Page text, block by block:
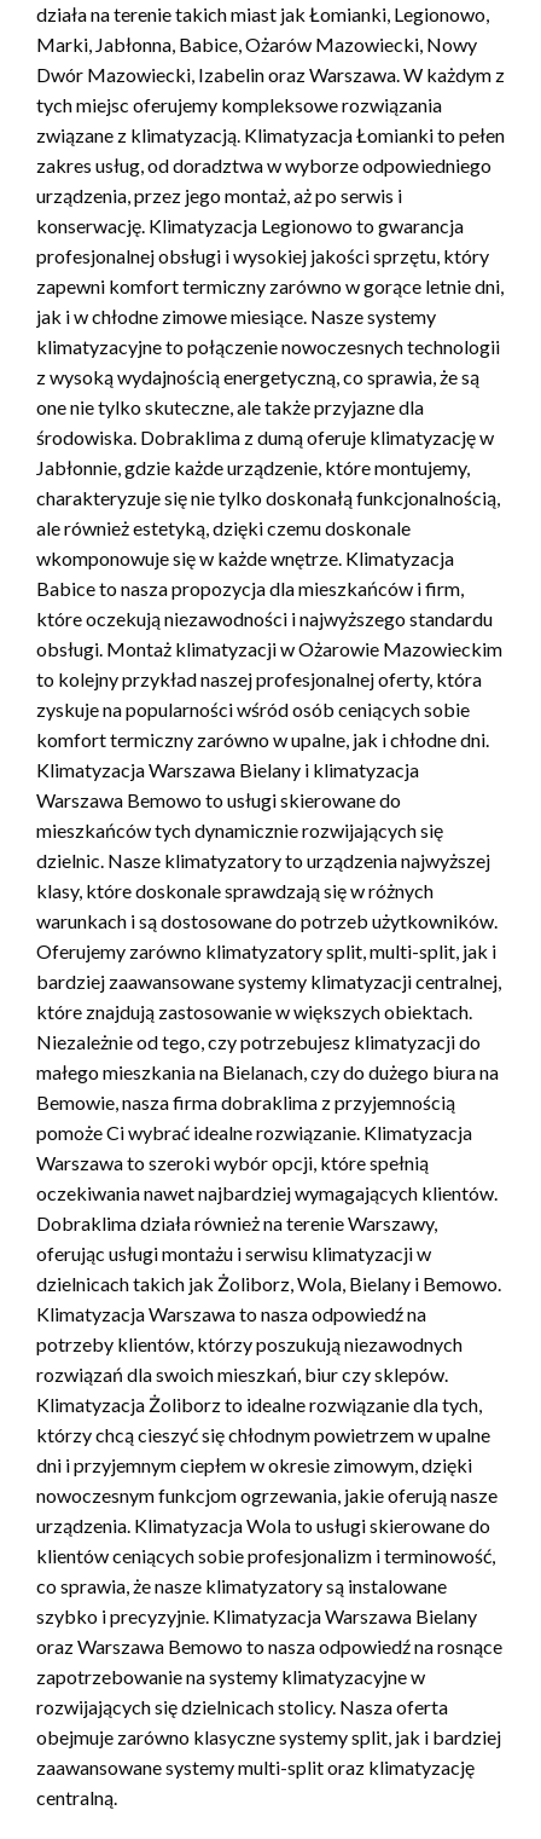
działa na terenie takich miast jak Łomianki, Legionowo,
Marki, Jabłonna, Babice, Ożarów Mazowiecki, Nowy
Dwór Mazowiecki, Izabelin oraz Warszawa. W każdym z
tych miejsc oferujemy kompleksowe rozwiązania
związane z klimatyzacją. Klimatyzacja Łomianki to pełen
zakres usług, od doradztwa w wyborze odpowiedniego
urządzenia, przez jego montaż, aż po serwis i
konserwację. Klimatyzacja Legionowo to gwarancja
profesjonalnej obsługi i wysokiej jakości sprzętu, który
zapewni komfort termiczny zarówno w gorące letnie dni,
jak i w chłodne zimowe miesiące. Nasze systemy
klimatyzacyjne to połączenie nowoczesnych technologii
z wysoką wydajnością energetyczną, co sprawia, że są
one nie tylko skuteczne, ale także przyjazne dla
środowiska. Dobraklima z dumą oferuje klimatyzację w
Jabłonnie, gdzie każde urządzenie, które montujemy,
charakteryzuje się nie tylko doskonałą funkcjonalnością,
ale również estetyką, dzięki czemu doskonale
wkomponowuje się w każde wnętrze. Klimatyzacja
Babice to nasza propozycja dla mieszkańców i firm,
które oczekują niezawodności i najwyższego standardu
obsługi. Montaż klimatyzacji w Ożarowie Mazowieckim
to kolejny przykład naszej profesjonalnej oferty, która
zyskuje na popularności wśród osób ceniących sobie
komfort termiczny zarówno w upalne, jak i chłodne dni.
Klimatyzacja Warszawa Bielany i klimatyzacja
Warszawa Bemowo to usługi skierowane do
mieszkańców tych dynamicznie rozwijających się
dzielnic. Nasze klimatyzatory to urządzenia najwyższej
klasy, które doskonale sprawdzają się w różnych
warunkach i są dostosowane do potrzeb użytkowników.
Oferujemy zarówno klimatyzatory split, multi-split, jak i
bardziej zaawansowane systemy klimatyzacji centralnej,
które znajdują zastosowanie w większych obiektach.
Niezależnie od tego, czy potrzebujesz klimatyzacji do
małego mieszkania na Bielanach, czy do dużego biura na
Bemowie, nasza firma dobraklima z przyjemnością
pomoże Ci wybrać idealne rozwiązanie. Klimatyzacja
Warszawa to szeroki wybór opcji, które spełnią
oczekiwania nawet najbardziej wymagających klientów.
Dobraklima działa również na terenie Warszawy,
oferując usługi montażu i serwisu klimatyzacji w
dzielnicach takich jak Żoliborz, Wola, Bielany i Bemowo.
Klimatyzacja Warszawa to nasza odpowiedź na
potrzeby klientów, którzy poszukują niezawodnych
rozwiązań dla swoich mieszkań, biur czy sklepów.
Klimatyzacja Żoliborz to idealne rozwiązanie dla tych,
którzy chcą cieszyć się chłodnym powietrzem w upalne
dni i przyjemnym ciepłem w okresie zimowym, dzięki
nowoczesnym funkcjom ogrzewania, jakie oferują nasze
urządzenia. Klimatyzacja Wola to usługi skierowane do
klientów ceniących sobie profesjonalizm i terminowość,
co sprawia, że nasze klimatyzatory są instalowane
szybko i precyzyjnie. Klimatyzacja Warszawa Bielany
oraz Warszawa Bemowo to nasza odpowiedź na rosnące
zapotrzebowanie na systemy klimatyzacyjne w
rozwijających się dzielnicach stolicy. Nasza oferta
obejmuje zarówno klasyczne systemy split, jak i bardziej
zaawansowane systemy multi-split oraz klimatyzację
centralną.